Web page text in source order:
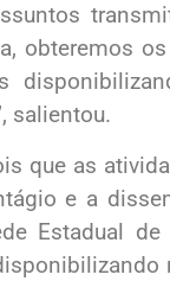
obteremos
salientou.
que as
e a
Estadual